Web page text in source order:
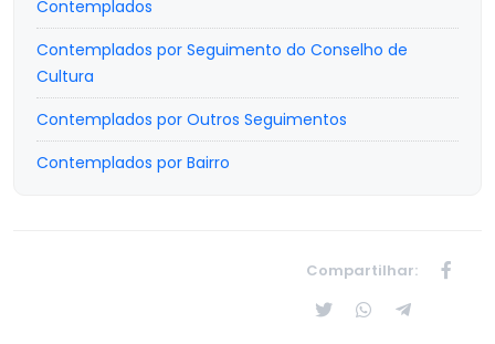
Contemplados
Contemplados por Seguimento do Conselho de
Cultura
Contemplados por Outros Seguimentos
Contemplados por Bairro
Compartilhar: